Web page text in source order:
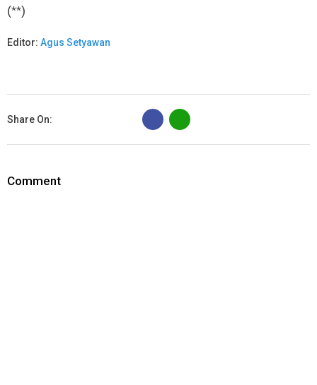
(**)
Editor: Agus Setyawan
Share On:
B
Comment